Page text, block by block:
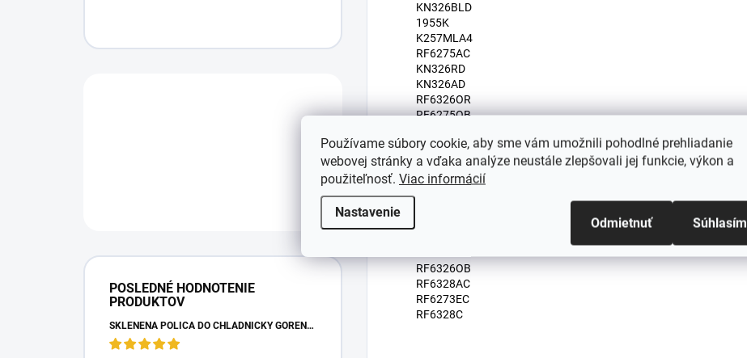
Používame súbory cookie, aby sme vám umožnili pohodlné prehliadanie
webovej stránky a vďaka analýze neustále zlepšovali jej funkcie, výkon a
použiteľnosť. Viac informácií
Nastavenie
Odmietnuť Súhlasím
POSLEDNÉ HODNOTENIE
PRODUKTOV
SKLENENÁ POLICA DO CHLADNIČKY GORENJE 163336
KN326BLD
1955K
K257MLA4
RF6275AC
KN326RD
KN326AD
RF6326OR
RF6275OB
S356DPA5X
SKO140
K257MLA
RF6326OB
RF6328AC
RF6273EC
RF6328C